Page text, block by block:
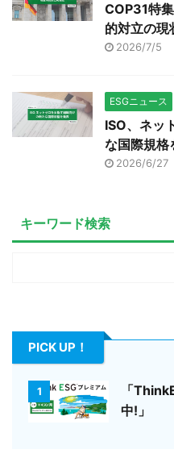
COP31特
的対立の現
2026/7/5
ESGニュース
ISO、ネッ
な国際規格
2026/6/27
キーワード検索
PICK UP！
1
「
中!」